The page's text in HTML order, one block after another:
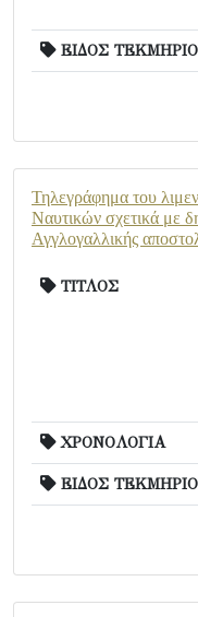
ΕΙΔΟΣ
Τηλεγράφημα του
Ναυτικών σχετικά με
Αγγλογαλλικής
ΤΙΤΛΟΣ
ΧΡΟΝΟΛΟΓΙΑ
ΕΙΔΟΣ